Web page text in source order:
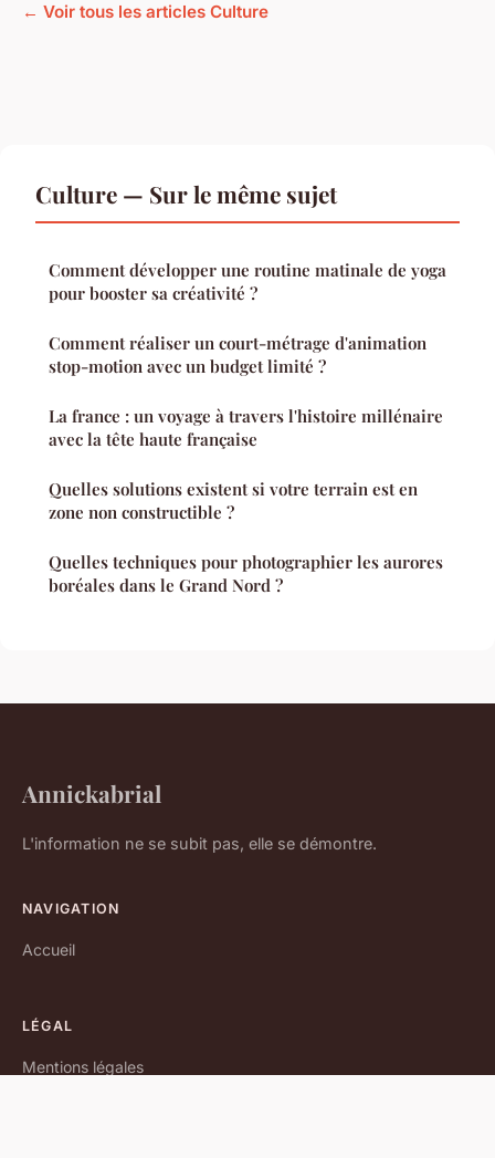
← Voir tous les articles Culture
Culture — Sur le même sujet
Comment développer une routine matinale de yoga
pour booster sa créativité ?
Comment réaliser un court-métrage d'animation
stop-motion avec un budget limité ?
La france : un voyage à travers l'histoire millénaire
avec la tête haute française
Quelles solutions existent si votre terrain est en
zone non constructible ?
Quelles techniques pour photographier les aurores
boréales dans le Grand Nord ?
Annickabrial
L'information ne se subit pas, elle se démontre.
NAVIGATION
Accueil
LÉGAL
Mentions légales